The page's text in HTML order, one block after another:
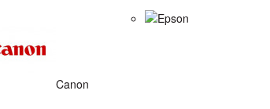
Canon
Epson